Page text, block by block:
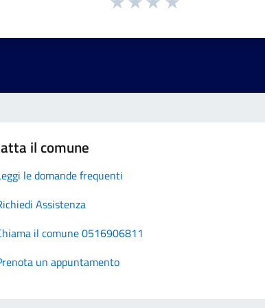
il comune
le domande frequenti
Assistenza
il comune 0516906811
un appuntamento